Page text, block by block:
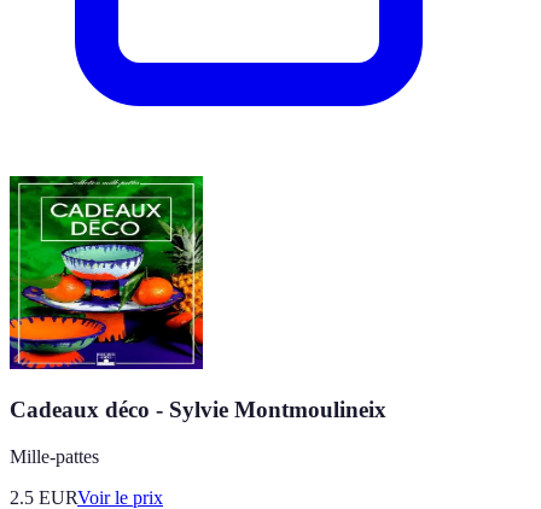
Cadeaux déco - Sylvie Montmoulineix
Mille-pattes
2.5 EURVoir le prix